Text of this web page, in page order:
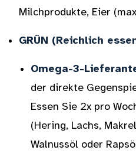
Milchprodukte, Eier
GRÜN (Reichlich
Omega-3-
der direkte
Essen Sie 2x pro
(Hering, Lachs,
Walnussöl oder